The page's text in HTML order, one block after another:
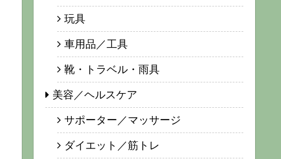
玩具
車用品／工具
靴・トラベル・雨具
美容／ヘルスケア
サポーター／マッサージ
ダイエット／筋トレ